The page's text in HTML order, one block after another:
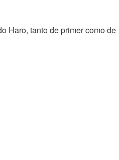
Haro, tanto de primer como de